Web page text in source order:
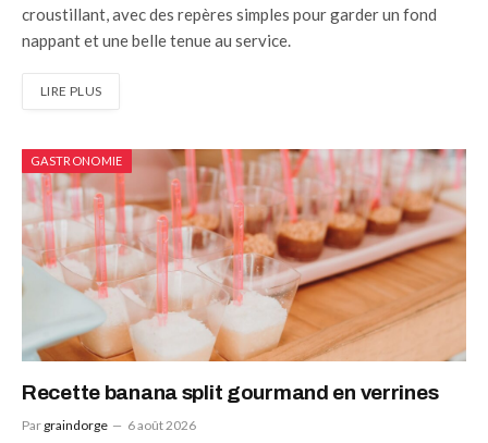
croustillant, avec des repères simples pour garder un fond
nappant et une belle tenue au service.
LIRE PLUS
GASTRONOMIE
Recette banana split gourmand en verrines
Par graindorge 6 août 2026